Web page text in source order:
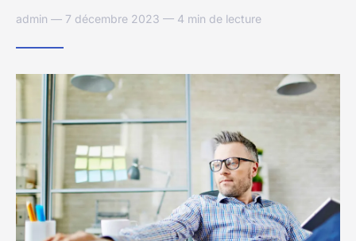
admin — 7 décembre 2023 — 4 min de lecture